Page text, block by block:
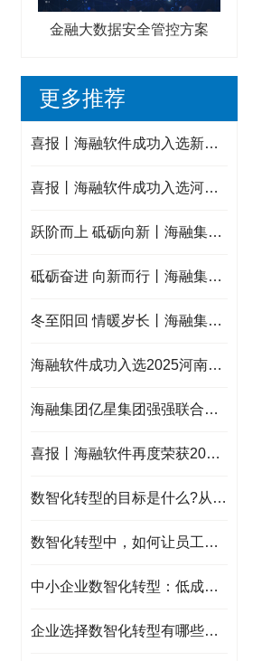
金融大数据安全管控方案
更多推荐
喜报丨海融软件成功入选新乡市中小企业数字化转型城市试点数字化服务商！
喜报丨海融软件成功入选河南省重点研发专项备选项目库入库项目！
跃阶而上 砥砺向新丨海融集团2025年度年终述职会议圆满结束！
砥砺奋进 向新而行丨海融集团2025年终大事记！
冬至阳回 情暖岁长丨海融集团冬至暖心福利来袭，提前祝大家冬至快乐！
海融软件成功入选2025河南省新服务新供给品牌企业典型案例！
海融集团亿星集团强强联合：亿星本地化服务平台启动，共绘智慧民生新蓝图！
喜报丨海融软件再度荣获2025 年河南省制造业数字化服务商！
数智化转型的目标是什么?从效率提升到商业模式创新
数智化转型中，如何让员工成为转型推动者
中小企业数智化转型：低成本、高回报的“轻量路径”
企业选择数智化转型有哪些问题需要注意？